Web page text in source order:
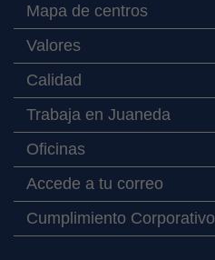
Mapa de centros
Valores
Calidad
Trabaja en Juaneda
Oficinas
Accede a tu correo
Cumplimiento Corporativo